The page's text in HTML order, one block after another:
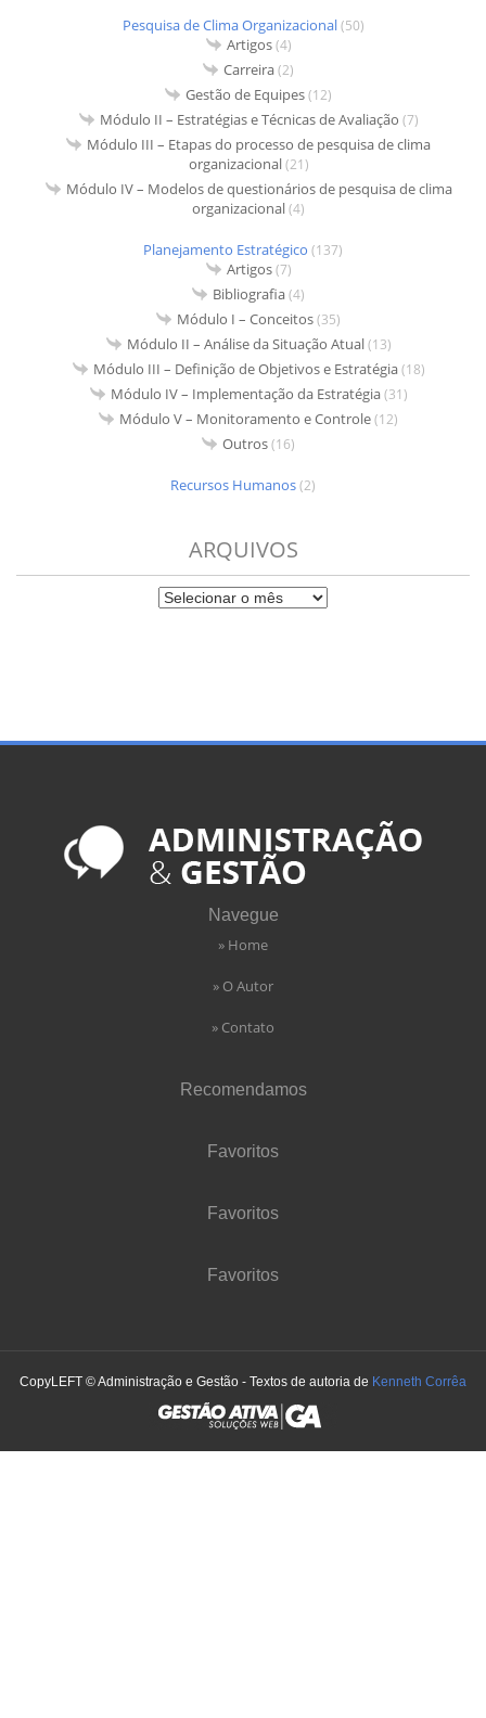
Pesquisa de Clima Organizacional(50)
Artigos(4)
Carreira(2)
Gestão de Equipes(12)
Módulo II – Estratégias e Técnicas de Avaliação (7)
Módulo III – Etapas do processo de pesquisa de clima
organizacional(21)
Módulo IV – Modelos de questionários de pesquisa de clima
organizacional(4)
Planejamento Estratégico (137)
Artigos(7)
Bibliografia(4)
Módulo I – Conceitos(35)
Módulo II – Análise da Situação Atual(13)
Módulo III – Definição de Objetivos e Estratégia(18)
Módulo IV – Implementação da Estratégia(31)
Módulo V – Monitoramento e Controle(12)
Outros(16)
Recursos Humanos(2)
ARQUIVOS
Navegue
» Home
» O Autor
» Contato
Recomendamos
Favoritos
Favoritos
Favoritos
CopyLEFT © Administração e Gestão - Textos de autoria de Kenneth Corrêa